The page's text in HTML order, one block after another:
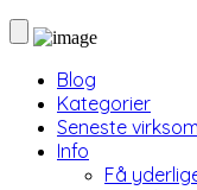
Blog
Kategorier
Seneste
Info
Få